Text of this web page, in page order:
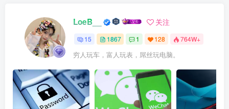
LoeB__ 关注
15 1867 1 128 764W+
穷人玩车，富人玩表，屌丝玩电脑。